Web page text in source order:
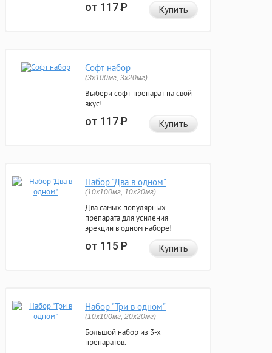
от 117Р Купить
Софт набор
(3x100мг, 3x20мг)
Выбери софт-препарат на свой
вкус!
от 117Р Купить
Набор "Два в одном"
(10x100мг, 10x20мг)
Два самых популярных
препарата для усиления
эрекции в одном наборе!
от 115Р Купить
Набор "Три в одном"
(10x100мг, 20x20мг)
Большой набор из 3-х
препаратов.